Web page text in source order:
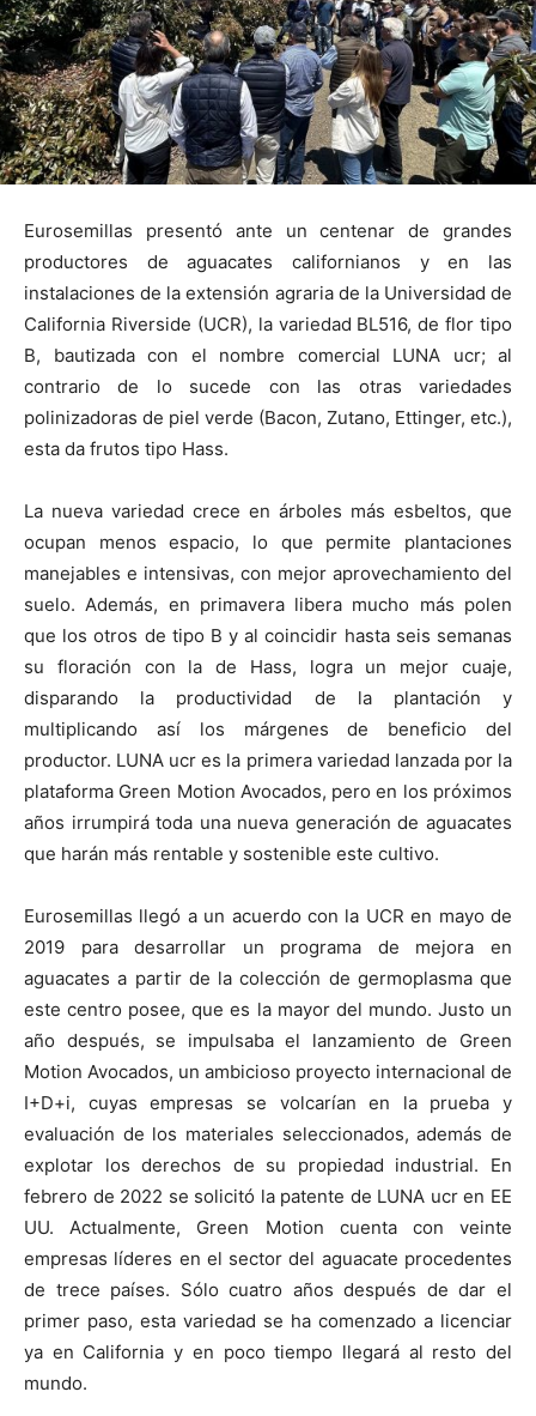
Eurosemillas presentó ante un centenar de grandes
productores de aguacates californianos y en las
instalaciones de la extensión agraria de la Universidad de
California Riverside (UCR), la variedad BL516, de flor tipo
B, bautizada con el nombre comercial LUNA ucr; al
contrario de lo sucede con las otras variedades
polinizadoras de piel verde (Bacon, Zutano, Ettinger, etc.),
esta da frutos tipo Hass.
La nueva variedad crece en árboles más esbeltos, que
ocupan menos espacio, lo que permite plantaciones
manejables e intensivas, con mejor aprovechamiento del
suelo. Además, en primavera libera mucho más polen
que los otros de tipo B y al coincidir hasta seis semanas
su floración con la de Hass, logra un mejor cuaje,
disparando la productividad de la plantación y
multiplicando así los márgenes de beneficio del
productor. LUNA ucr es la primera variedad lanzada por la
plataforma Green Motion Avocados, pero en los próximos
años irrumpirá toda una nueva generación de aguacates
que harán más rentable y sostenible este cultivo.
Eurosemillas llegó a un acuerdo con la UCR en mayo de
2019 para desarrollar un programa de mejora en
aguacates a partir de la colección de germoplasma que
este centro posee, que es la mayor del mundo. Justo un
año después, se impulsaba el lanzamiento de Green
Motion Avocados, un ambicioso proyecto internacional de
I+D+i, cuyas empresas se volcarían en la prueba y
evaluación de los materiales seleccionados, además de
explotar los derechos de su propiedad industrial. En
febrero de 2022 se solicitó la patente de LUNA ucr en EE
UU. Actualmente, Green Motion cuenta con veinte
empresas líderes en el sector del aguacate procedentes
de trece países. Sólo cuatro años después de dar el
primer paso, esta variedad se ha comenzado a licenciar
ya en California y en poco tiempo llegará al resto del
mundo.